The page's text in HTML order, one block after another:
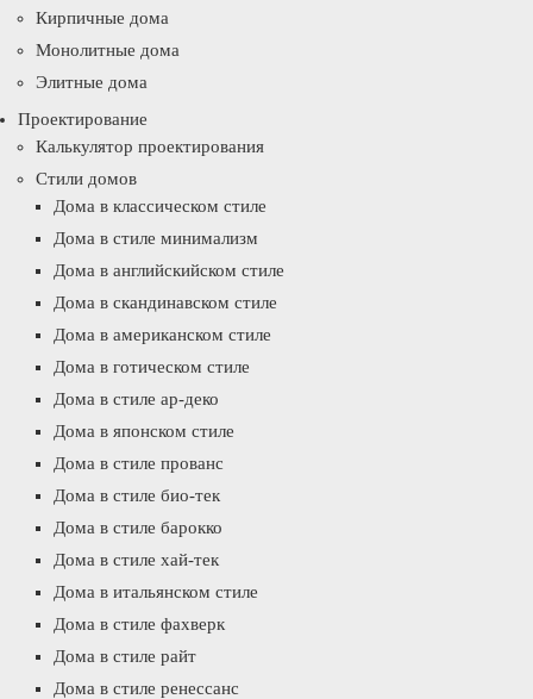
Кирпичные дома
Монолитные дома
Элитные дома
Проектирование
Калькулятор проектирования
Стили домов
Дома в классическом стиле
Дома в стиле минимализм
Дома в английскийском стиле
Дома в скандинавском стиле
Дома в американском стиле
Дома в готическом стиле
Дома в стиле ар-деко
Дома в японском стиле
Дома в стиле прованс
Дома в стиле био-тек
Дома в стиле барокко
Дома в стиле хай-тек
Дома в итальянском стиле
Дома в стиле фахверк
Дома в стиле райт
Дома в стиле ренессанс